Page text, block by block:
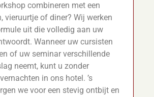
combineren met een
vieruurtje of diner? Wij werken
uit die volledig aan uw
Wanneer uw cursisten
of uw seminar verschillende
neemt, kunt u zonder
in ons hotel. ’s
we voor een stevig ontbijt en